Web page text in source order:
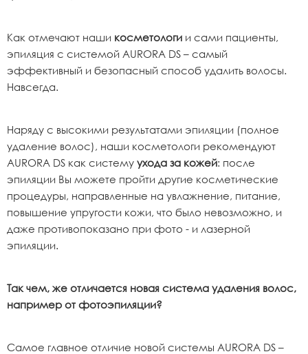
Как отмечают наши косметологи и сами пациенты,
эпиляция с системой AURORA DS – самый
эффективный и безопасный способ удалить волосы.
Навсегда.
Наряду с высокими результатами эпиляции (полное
удаление волос), наши косметологи рекомендуют
AURORA DS как систему ухода за кожей: после
эпиляции Вы можете пройти другие косметические
процедуры, направленные на увлажнение, питание,
повышение упругости кожи, что было невозможно, и
даже противопоказано при фото - и лазерной
эпиляции.
Так чем, же отличается новая система удаления волос,
например от фотоэпиляции?
Самое главное отличие новой системы AURORA DS –